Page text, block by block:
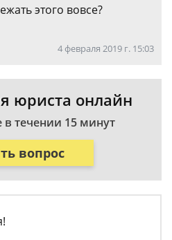
этого вовсе?
4 февраля 2019 г. 15:03
юриста онлайн
в течении 15 минут
вопрос